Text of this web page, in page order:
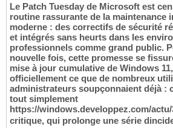
Le Patch Tuesday de Microsoft est
routine rassurante de la maintenance
moderne : des correctifs de sécurité
et intégrés sans heurts dans les
professionnels comme grand public.
nouvelle fois, cette promesse se
mise à jour cumulative de Windows
officiellement ce que de nombreux
administrateurs soupçonnaient déjà :
tout simplement
https://windows.developpez.com/actu/
critique, qui prolonge une série